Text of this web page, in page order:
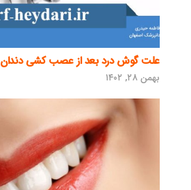
علت گوش درد بعد از عصب کشی دندان
بهمن ۲۸, ۱۴۰۲